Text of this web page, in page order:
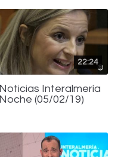
22:24
Noticias Interalmería
Noche (05/02/19)